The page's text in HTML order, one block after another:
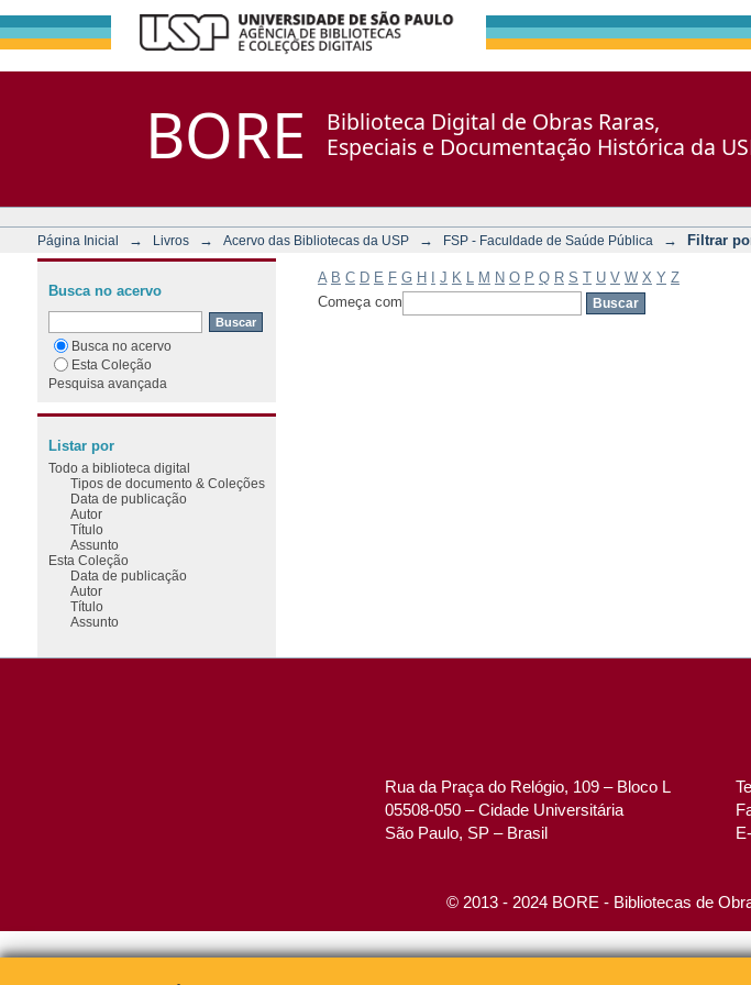
BORE
Biblioteca Digital de Obras Raras,
Especiais e Documentação Histórica da
Página Inicial → Livros → Acervo das Bibliotecas da USP → FSP - Faculdade de Saúde Pública → Filtrar
A B C D E F G H J K M N O P Q R S T U V W X Y Z
Começa com
Busca no acervo
Busca no acervo
Esta Coleção
Pesquisa avançada
Listar por
Todo a biblioteca digital
Tipos de documento & Coleções
Data de publicação
Autor
Título
Assunto
Esta Coleção
Data de publicação
Autor
Título
Assunto
Rua da Praça do Relógio, 109 – Bloco L
05508-050 – Cidade Universitária
São Paulo, SP – Brasil
© 2013 - 2024 BORE - Bibliotecas de